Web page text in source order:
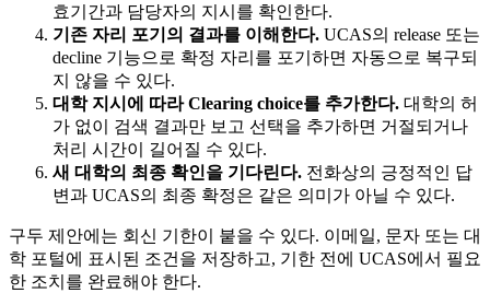
효기간과 담당자의 지시를 확인한다.
기존 자리 포기의 결과를 이해한다. UCAS의 release 또는
decline 기능으로 확정 자리를 포기하면 자동으로 복구되
지 않을 수 있다.
대학 지시에 따라 Clearing choice를 추가한다. 대학의 허
가 없이 검색 결과만 보고 선택을 추가하면 거절되거나
처리 시간이 길어질 수 있다.
새 대학의 최종 확인을 기다린다. 전화상의 긍정적인 답
변과 UCAS의 최종 확정은 같은 의미가 아닐 수 있다.
구두 제안에는 회신 기한이 붙을 수 있다. 이메일, 문자 또는 대
학 포털에 표시된 조건을 저장하고, 기한 전에 UCAS에서 필요
한 조치를 완료해야 한다.